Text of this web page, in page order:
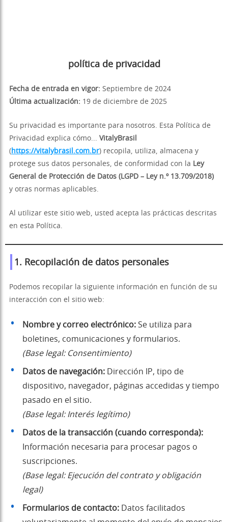
política de privacidad
Fecha de entrada en vigor: Septiembre de 2024
Última actualización: 19 de diciembre de 2025
Su privacidad es importante para nosotros. Esta Política de
Privacidad explica cómo... VitalyBrasil
( https://vitalybrasil.com.br) recopila, utiliza, almacena y
protege sus datos personales, de conformidad con la Ley
General de Protección de Datos (LGPD – Ley n.º 13.709/2018)
y otras normas aplicables.
Al utilizar este sitio web, usted acepta las prácticas descritas
en esta Política.
1. Recopilación de datos personales
Podemos recopilar la siguiente información en función de su
interacción con el sitio web:
Nombre y correo electrónico: Se utiliza para
boletines, comunicaciones y formularios.
(Base legal: Consentimiento)
Datos de navegación: Dirección IP, tipo de
dispositivo, navegador, páginas accedidas y tiempo
pasado en el sitio.
(Base legal: Interés legítimo)
Datos de la transacción (cuando corresponda):
Información necesaria para procesar pagos o
suscripciones.
(Base legal: Ejecución del contrato y obligación
legal)
Formularios de contacto: Datos facilitados